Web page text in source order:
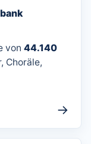
von 44.140
Choräle,
→